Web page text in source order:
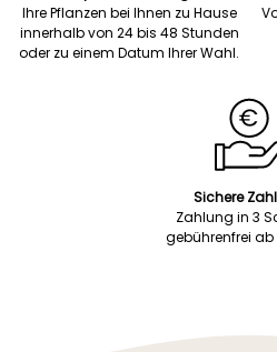
Ihre Pflanzen bei Ihnen zu Hause
innerhalb von 24 bis 48 Stunden
oder zu einem Datum Ihrer Wahl.
Sichere
Zahlung in 3
gebührenfrei ab